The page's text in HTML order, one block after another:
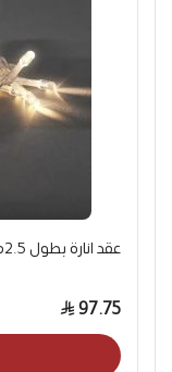
عقد انارة بطول 2.5متر
97.75